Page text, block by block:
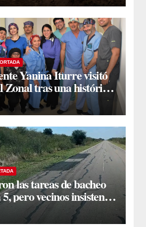
Yanina Iturre visitó
Zonal tras una histórica
intervenciones
las tareas de bacheo
pero vecinos insisten
integral